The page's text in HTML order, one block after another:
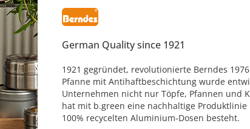
German Quality since 1921
1921 gegründet, revolutionierte Berndes
Pfanne mit Antihaftbeschichtung wurde
Unternehmen nicht nur Töpfe, Pfannen und
hat mit b.green eine nachhaltige
100% recycelten Aluminium-Dosen besteht.